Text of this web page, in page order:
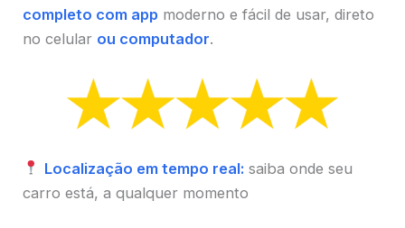
completo com app moderno e fácil de usar, direto
no celular ou computador.
Localização em tempo real: saiba onde seu
carro está, a qualquer momento